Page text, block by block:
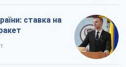
ставка на